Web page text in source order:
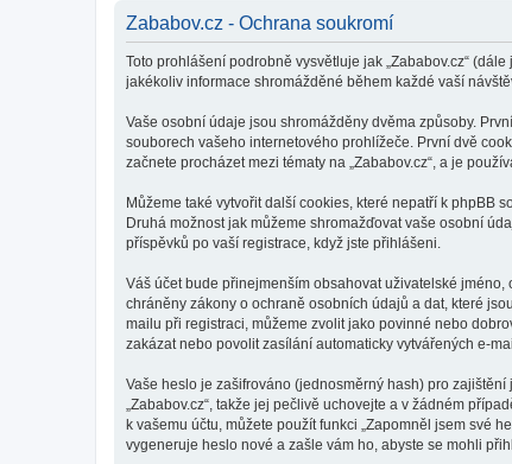
Zababov.cz - Ochrana soukromí
Toto prohlášení podrobně vysvětluje jak „Zababov.cz“ (dále
jakékoliv informace shromážděné během každé vaší
Vaše osobní údaje jsou shromážděny dvěma způsoby.
souborech vašeho internetového prohlížeče. První dvě
začnete procházet mezi tématy na „Zababov.cz“, a je
Můžeme také vytvořit další cookies, které nepatří k phpBB
Druhá možnost jak můžeme shromažďovat vaše osobní
příspěvků po vaší registrace, když jste přihlášeni.
Váš účet bude přinejmenším obsahovat uživatelské
chráněny zákony o ochraně osobních údajů a dat, které
mailu při registraci, můžeme zvolit jako povinné nebo
zakázat nebo povolit zasílání automaticky vytvářených e-
Vaše heslo je zašifrováno (jednosměrný hash) pro
„Zababov.cz“, takže jej pečlivě uchovejte a v žádném
k vašemu účtu, můžete použít funkci „Zapomněl jsem své
vygeneruje heslo nové a zašle vám ho, abyste se mohli